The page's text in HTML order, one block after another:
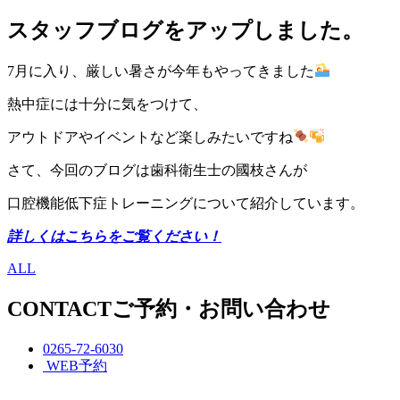
スタッフブログをアップしました。
7月に入り、厳しい暑さが今年もやってきました
熱中症には十分に気をつけて、
アウトドアやイベントなど楽しみたいですね
さて、今回のブログは歯科衛生士の國枝さんが
口腔機能低下症トレーニングについて紹介しています。
詳しくはこちらをご覧ください！
ALL
CONTACTご予約・お問い合わせ
0265-72-6030
WEB予約